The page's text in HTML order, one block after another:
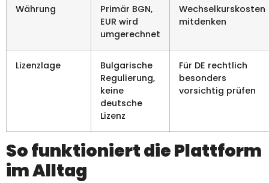
Währung
Primär BGN,
EUR wird
umgerechnet
Wechselkurskosten
mitdenken
Lizenzlage
Bulgarische
Regulierung,
keine
deutsche
Lizenz
Für DE rechtlich
besonders
vorsichtig prüfen
So funktioniert die Plattform
im Alltag